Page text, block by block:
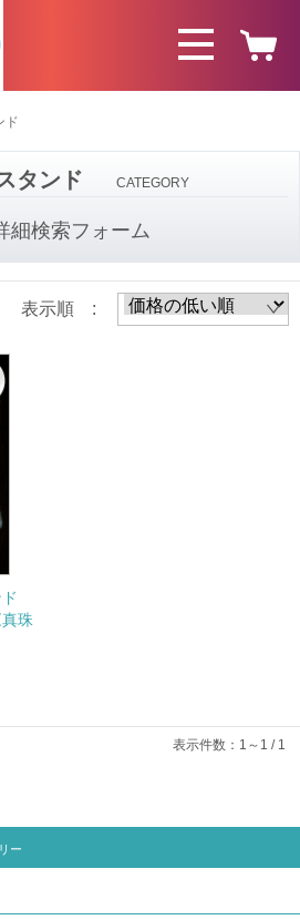
ド
タンド CATEGORY
細検索フォーム
表示順 :
ド
珠
表示件数：1～1 / 1
ー